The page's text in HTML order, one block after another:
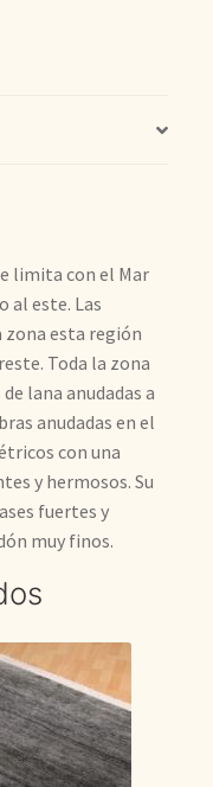
limita con el Mar
al este. Las
zona esta región
Toda la zona
lana anudadas a
anudadas en el
con una
y hermosos. Su
fuertes y
muy finos.